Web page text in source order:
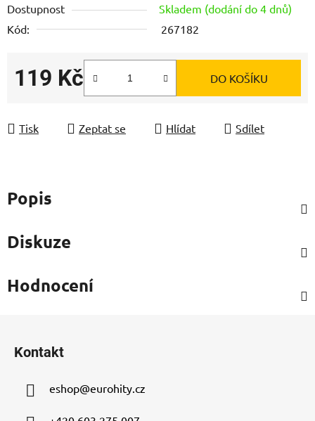
Dostupnost
Skladem (dodání do 4 dnů)
Kód:
267182
119 Kč DO KOŠÍKU
Tisk Zeptat se Hlídat Sdílet
Popis
Diskuze
Hodnocení
Kontakt
eshop@eurohity.cz